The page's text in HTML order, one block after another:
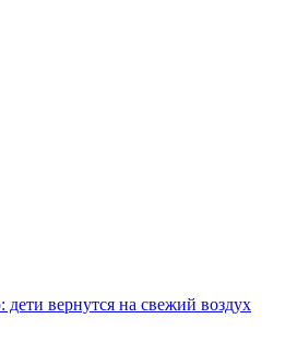
вернутся на свежий воздух